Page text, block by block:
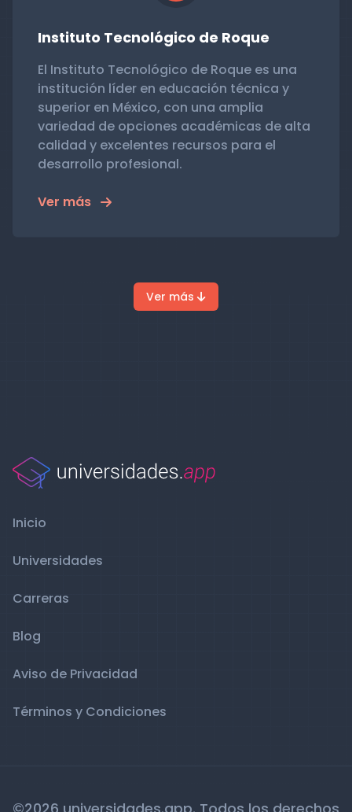
Instituto Tecnológico de Roque
El Instituto Tecnológico de Roque es una
institución líder en educación técnica y
superior en México, con una amplia
variedad de opciones académicas de alta
calidad y excelentes recursos para el
desarrollo profesional.
Ver más
Ver más
Inicio
Universidades
Carreras
Blog
Aviso de Privacidad
Términos y Condiciones